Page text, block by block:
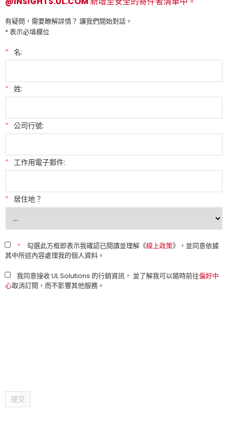
有疑問，需要瞭解詳情？ 讓我們開始對話。
* 表示必填欄位
* 名:
* 姓:
* 公司行號:
* 工作用電子郵件:
* 居住地？
* 勾選此方框即表示我確認已閱讀並理解《線上政策》，並同意依據
其中所述內容處理我的個人資料。
我同意接收 UL Solutions 的行銷資訊， 並了解我可以隨時前往偏好中
心取消訂閱，而不影響其他服務。
提交